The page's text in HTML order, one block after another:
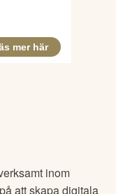
inom
att skapa digitala